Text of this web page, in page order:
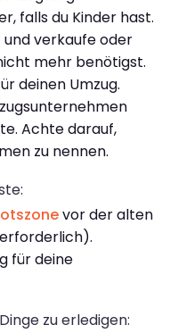
falls du Kinder hast.
und verkaufe oder
mehr benötigst.
deinen Umzug.
Achte darauf,
zu nennen.
vor der alten
für deine
zu erledigen: